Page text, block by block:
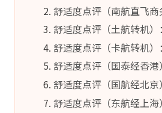
舒适度点评（南航直飞商
舒适度点评（土航转机）：
舒适度点评（卡航转机）：
舒适度点评（国泰经香港
舒适度点评（国航经北京
舒适度点评（东航经上海